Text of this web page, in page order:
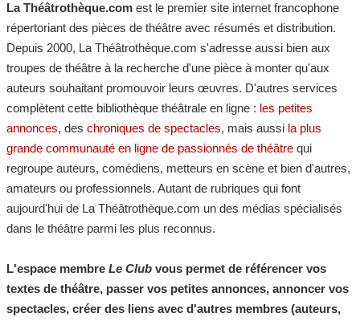
La Théâtrothèque.com est le premier site internet francophone
répertoriant des pièces de théâtre avec résumés et distribution.
Depuis 2000, La Théâtrothèque.com s'adresse aussi bien aux
troupes de théâtre à la recherche d'une pièce à monter qu'aux
auteurs souhaitant promouvoir leurs œuvres. D'autres services
complètent cette bibliothèque théâtrale en ligne : les petites
annonces, des chroniques de spectacles, mais aussi la plus
grande communauté en ligne de passionnés de théâtre qui
regroupe auteurs, comédiens, metteurs en scène et bien d'autres,
amateurs ou professionnels. Autant de rubriques qui font
aujourd'hui de La Théâtrothèque.com un des médias spécialisés
dans le théâtre parmi les plus reconnus.
L'espace membre Le Club vous permet de référencer vos
textes de théâtre, passer vos petites annonces, annoncer vos
spectacles, créer des liens avec d'autres membres (auteurs,